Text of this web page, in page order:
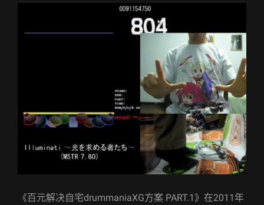
《百元解决自宅drummaniaXG方案 PART.1》在2011年